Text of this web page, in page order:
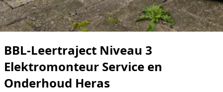
BBL-Leertraject Niveau 3
Elektromonteur Service en
Onderhoud Heras